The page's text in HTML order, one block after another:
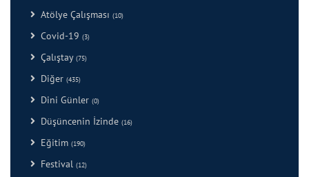
Atölye Çalışması (10)
Covid-19 (3)
Çalıştay (75)
Diğer (435)
Dini Günler (0)
Düşüncenin İzinde (16)
Eğitim (190)
Festival (12)